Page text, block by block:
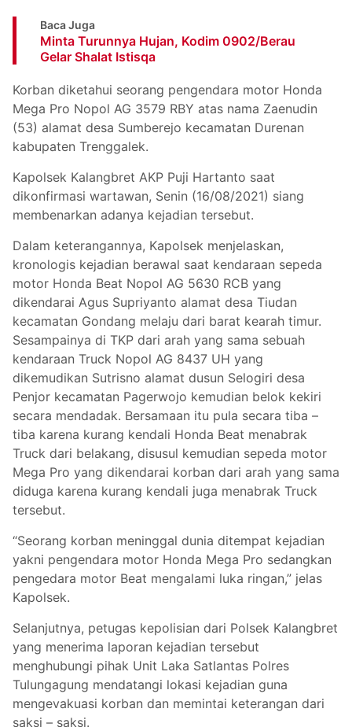
Baca Juga
Minta Turunnya Hujan, Kodim 0902/Berau
Gelar Shalat Istisqa
Korban diketahui seorang pengendara motor Honda
Mega Pro Nopol AG 3579 RBY atas nama Zaenudin
(53) alamat desa Sumberejo kecamatan Durenan
kabupaten Trenggalek.
Kapolsek Kalangbret AKP Puji Hartanto saat
dikonfirmasi wartawan, Senin (16/08/2021) siang
membenarkan adanya kejadian tersebut.
Dalam keterangannya, Kapolsek menjelaskan,
kronologis kejadian berawal saat kendaraan sepeda
motor Honda Beat Nopol AG 5630 RCB yang
dikendarai Agus Supriyanto alamat desa Tiudan
kecamatan Gondang melaju dari barat kearah timur.
Sesampainya di TKP dari arah yang sama sebuah
kendaraan Truck Nopol AG 8437 UH yang
dikemudikan Sutrisno alamat dusun Selogiri desa
Penjor kecamatan Pagerwojo kemudian belok kekiri
secara mendadak. Bersamaan itu pula secara tiba –
tiba karena kurang kendali Honda Beat menabrak
Truck dari belakang, disusul kemudian sepeda motor
Mega Pro yang dikendarai korban dari arah yang sama
diduga karena kurang kendali juga menabrak Truck
tersebut.
“Seorang korban meninggal dunia ditempat kejadian
yakni pengendara motor Honda Mega Pro sedangkan
pengedara motor Beat mengalami luka ringan,” jelas
Kapolsek.
Selanjutnya, petugas kepolisian dari Polsek Kalangbret
yang menerima laporan kejadian tersebut
menghubungi pihak Unit Laka Satlantas Polres
Tulungagung mendatangi lokasi kejadian guna
mengevakuasi korban dan memintai keterangan dari
saksi – saksi.